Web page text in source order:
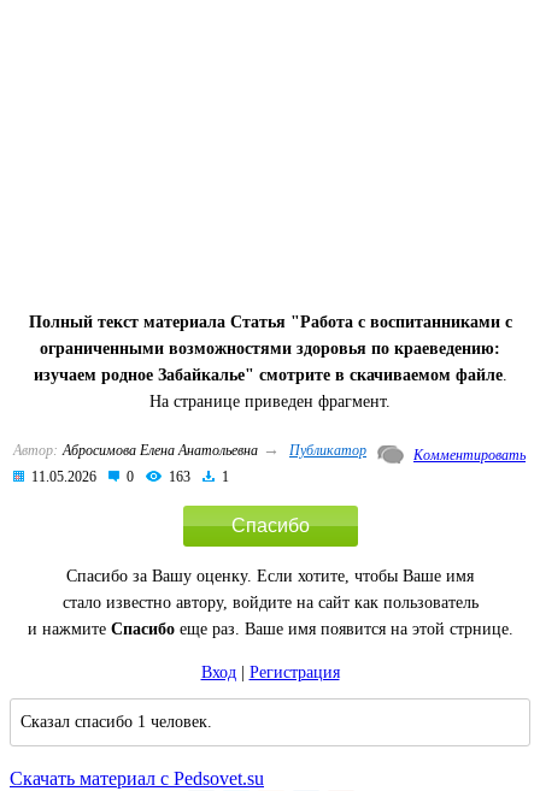
Полный текст материала Статья "Работа с воспитанниками с
ограниченными возможностями здоровья по краеведению:
изучаем родное Забайкалье" смотрите в скачиваемом файле.
На странице приведен фрагмент.
Автор: Абросимова Елена Анатольевна →
Публикатор
11.05.2026
0 163 1
Комментировать
Спасибо
Спасибо за Вашу оценку. Если хотите, чтобы Ваше имя
стало известно автору, войдите на сайт как пользователь
и нажмите Спасибоеще раз. Ваше имя появится на этой стрнице.
Вход| Регистрация
Сказал спасибо 1 человек.
Скачать материал с Pedsovet.su